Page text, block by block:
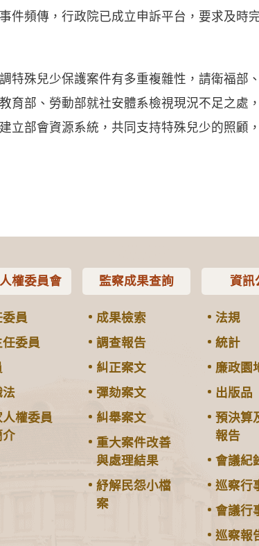
件頻傳，行政院已成立申訴平台，要求及時
特殊兒少保護案件有多重複雜性，請衛福部
育部、勞動部就社安體系檢視現況不足之處
立部會資源系統，共同支持特殊兒少的照顧
權委員會
員
委員
法
人權委員
介
監察成果查詢
成果檢索
調查報告
糾正案文
彈劾案文
糾舉案文
重大案件改善
與處理結果
紓解民怨小檔
案
資訊
法規
統計
廉政園
出版品
預決算
報告
會議紀
巡察行
會議行
巡察報